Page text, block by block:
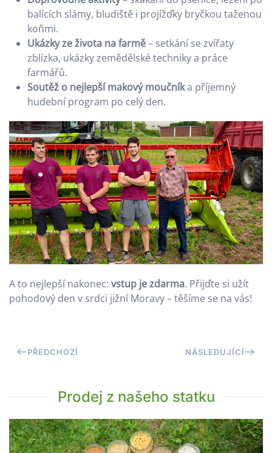
balících slámy, bludiště i projížďky bryčkou taženou
koňmi.
Ukázky ze života na farmě– setkání se zvířaty
zblízka, ukázky zemědělské techniky a práce
farmářů.
Soutěž o nejlepší makový moučníka příjemný
hudební program po celý den.
A to nejlepší nakonec: vstup je zdarma. Přijďte si užít
pohodový den v srdci jižní Moravy – těšíme se na vás!
PŘEDCHOZÍ NÁSLEDUJÍCÍ
Prodej z našeho statku